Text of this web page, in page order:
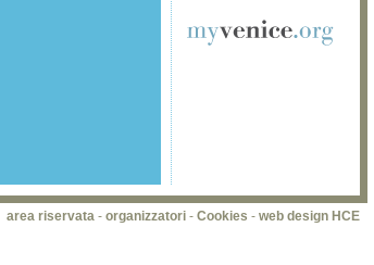
area riservata - organizzatori - Cookies - web design HCE